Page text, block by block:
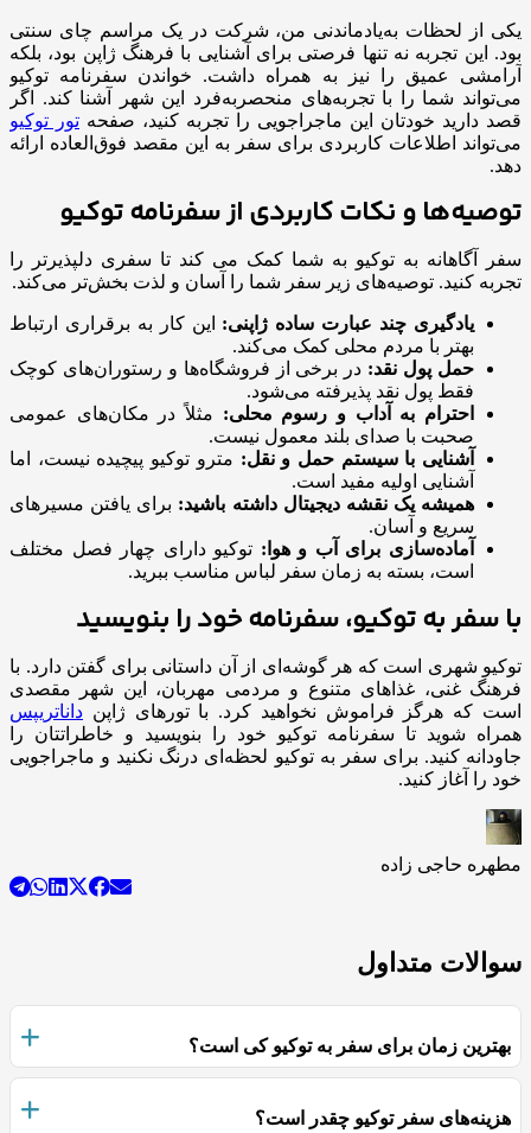
یکی از لحظات به‌یادماندنی من، شرکت در یک مراسم چای سنتی
بود. این تجربه نه تنها فرصتی برای آشنایی با فرهنگ ژاپن بود، بلکه
آرامشی عمیق را نیز به همراه داشت. خواندن سفرنامه توکیو
می‌تواند شما را با تجربه‌های منحصربه‌فرد این شهر آشنا کند. اگر
قصد دارید خودتان این ماجراجویی را تجربه کنید، صفحه تور توکیو
می‌تواند اطلاعات کاربردی برای سفر به این مقصد فوق‌العاده ارائه
دهد.
توصیه‌ها و نکات کاربردی از سفرنامه توکیو
سفر آگاهانه به توکیو به شما کمک می کند تا سفری دلپذیرتر را
تجربه کنید. توصیه‌های زیر سفر شما را آسان و لذت بخش‌تر می‌کند.
یادگیری چند عبارت ساده ژاپنی: این کار به برقراری ارتباط
بهتر با مردم محلی کمک می‌کند.
حمل پول نقد: در برخی از فروشگاه‌ها و رستوران‌های کوچک
فقط پول نقد پذیرفته می‌شود.
احترام به آداب و رسوم محلی: مثلاً در مکان‌های عمومی
صحبت با صدای بلند معمول نیست.
آشنایی با سیستم حمل و نقل: مترو توکیو پیچیده نیست، اما
آشنایی اولیه مفید است.
همیشه یک نقشه دیجیتال داشته باشید: برای یافتن مسیرهای
سریع و آسان.
آماده‌سازی برای آب و هوا: توکیو دارای چهار فصل مختلف
است، بسته به زمان سفر لباس مناسب ببرید.
با سفر به توکیو، سفرنامه خود را بنویسید
توکیو شهری است که هر گوشه‌ای از آن داستانی برای گفتن دارد. با
فرهنگ غنی، غذاهای متنوع و مردمی مهربان، این شهر مقصدی
است که هرگز فراموش نخواهید کرد. با تورهای ژاپن داناتریپس
همراه شوید تا سفرنامه توکیو خود را بنویسید و خاطراتتان را
جاودانه کنید. برای سفر به توکیو لحظه‌ای درنگ نکنید و ماجراجویی
خود را آغاز کنید.
مطهره حاجی زاده
سوالات متداول
بهترین زمان برای سفر به توکیو کی است؟
هزینه‌های سفر توکیو چقدر است؟